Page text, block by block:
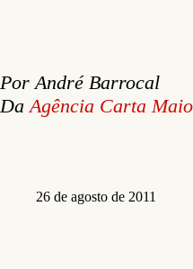
Por André Barrocal
DaAgência Carta
26 de agosto de 2011